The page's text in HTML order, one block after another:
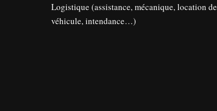
Logistique (assistance, mécanique, location de
véhicule, intendance…)